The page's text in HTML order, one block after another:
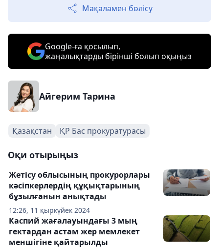
Мақаламен бөлісу
Google-ға қосылып,
жаңалықтарды бірінші болып оқыңыз
Айгерим Тарина
Қазақстан ҚР Бас прокуратурасы
Оқи отырыңыз
12:26, 11 қыркүйек 2024
Жетісу облысының прокурорлары
кәсіпкерлердің құқықтарының
бұзылғанын анықтады
Каспий жағалауындағы 3 мың
гектардан астам жер мемлекет
меншігіне қайтарылды